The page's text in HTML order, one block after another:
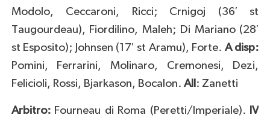
Modolo, Ceccaroni, Ricci; Crnigoj (36′ st
Taugourdeau), Fiordilino, Maleh; Di Mariano (28′
st Esposito); Johnsen (17′ st Aramu), Forte. A disp:
Pomini, Ferrarini, Molinaro, Cremonesi, Dezi,
Felicioli, Rossi, Bjarkason, Bocalon. All : Zanetti
Arbitro:Fourneau di Roma (Peretti/Imperiale). IV